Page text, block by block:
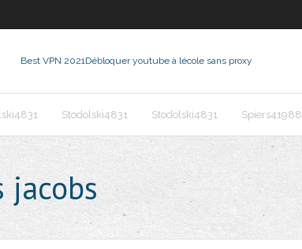
Best VPN 2021Débloquer youtube à lécole sans proxy
Stodolski4831 Stodolski4831 Spiers41988
jacobs